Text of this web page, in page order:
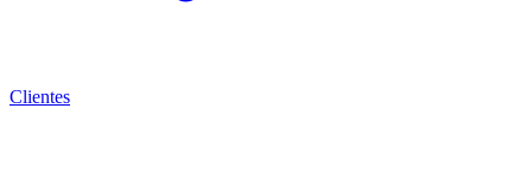
Clientes